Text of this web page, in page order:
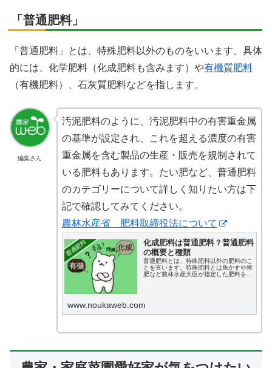
「普通肥料」
「普通肥料」とは、特殊肥料以外のものをいいます。具体
的には、化学肥料（化成肥料も含みます）や有機質肥料
（有機肥料）、石灰質肥料などを指します。
編集さん
汚泥肥料のように、汚泥肥料中の有害重金属
の基準が設定され、これを超える濃度の有害
重金属を含む製品の生産・販売を規制されて
いる肥料もあります。たい肥など、普通肥料
のカテゴリーについて詳しく知りたい方は下
記で確認してみてください。
農林水産省 肥料取締役法について
化成肥料は普通肥料？普通肥料
の概要と種類
普通肥料とは、特殊肥料以外の肥料のこ
とを言います。特殊肥料とは魚かすや堆
肥など農林水産大臣が指定した肥料を指
www.noukaweb.com